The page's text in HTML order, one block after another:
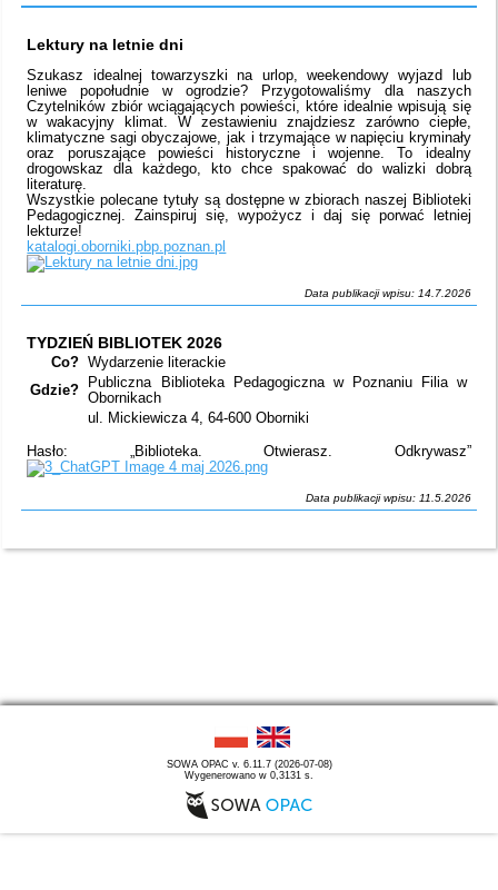
Lektury na letnie dni
Szukasz idealnej towarzyszki na urlop, weekendowy wyjazd lub
leniwe popołudnie w ogrodzie? Przygotowaliśmy dla naszych
Czytelników zbiór wciągających powieści, które idealnie wpisują się
w wakacyjny klimat. W zestawieniu znajdziesz zarówno ciepłe,
klimatyczne sagi obyczajowe, jak i trzymające w napięciu kryminały
oraz poruszające powieści historyczne i wojenne. To idealny
drogowskaz dla każdego, kto chce spakować do walizki dobrą
literaturę.
Wszystkie polecane tytuły są dostępne w zbiorach naszej Biblioteki
Pedagogicznej. Zainspiruj się, wypożycz i daj się porwać letniej
lekturze!
katalogi.oborniki.pbp.poznan.pl
Data publikacji wpisu: 14.7.2026
TYDZIEŃ BIBLIOTEK 2026
Co? Wydarzenie literackie
Gdzie? Publiczna Biblioteka Pedagogiczna w Poznaniu Filia w
Obornikach
ul. Mickiewicza 4, 64-600 Oborniki
Hasło: „Biblioteka. Otwierasz. Odkrywasz”
Data publikacji wpisu: 11.5.2026
SOWA OPAC v. 6.11.7 (2026-07-08)
Wygenerowano w 0,3131 s.